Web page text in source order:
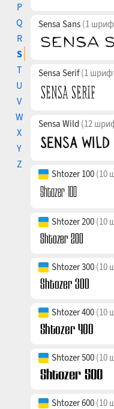
P
Q
R
S
T
U
V
W
X
Y
Z
Sensa Sans (1
Sensa Serif(1
Sensa Wild (12
Shtozer 100 (10
Shtozer 200 (10
Shtozer 300 (10
Shtozer 400 (10
Shtozer 500 (10
Shtozer 600 (10